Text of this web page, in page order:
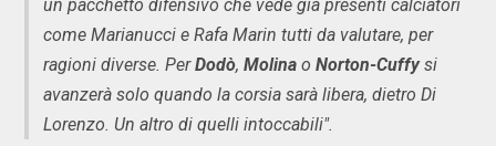
un pacchetto difensivo che vede già presenti calciatori
come Marianucci e Rafa Marin tutti da valutare, per
ragioni diverse. PerDodò, Molina o Norton-Cuffysi
avanzerà solo quando la corsia sarà libera, dietro Di
Lorenzo. Un altro di quelli intoccabili".